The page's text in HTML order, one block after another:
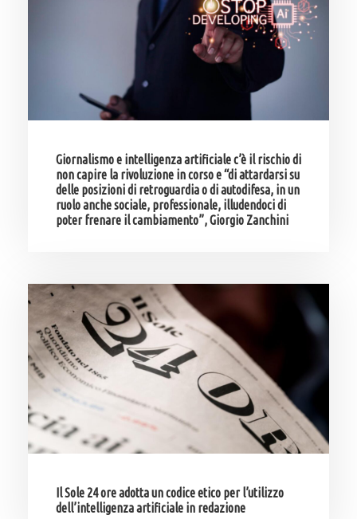
Giornalismo e intelligenza artificiale c’è il rischio di
non capire la rivoluzione in corso e “di attardarsi su
delle posizioni di retroguardia o di autodifesa, in un
ruolo anche sociale, professionale, illudendoci di
poter frenare il cambiamento”, Giorgio Zanchini
Il Sole 24 ore adotta un codice etico per l’utilizzo
dell’intelligenza artificiale in redazione